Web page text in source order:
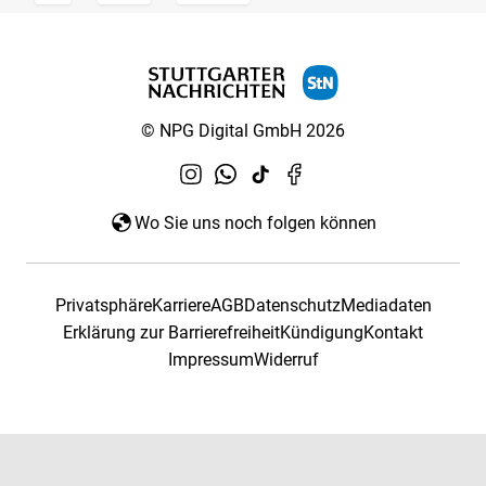
© NPG Digital GmbH 2026
Wo Sie uns noch folgen können
PrivatsphäreKarriereAGBDatenschutzMediadaten
Erklärung zur BarrierefreiheitKündigungKontakt
ImpressumWiderruf